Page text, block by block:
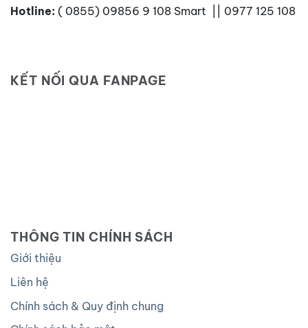
Hotline: ( 0855) 09856 9 108 Smart || 0977 125 108
KẾT NỐI QUA FANPAGE
THÔNG TIN CHÍNH SÁCH
Giới thiệu
Liên hệ
Chính sách & Quy định chung